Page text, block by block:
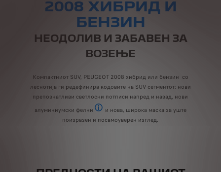
2008 ХИБРИД И
БЕНЗИН
НЕОДОЛИВ И ЗАБАВЕН ЗА
ВОЗЕЊЕ
Компактниот SUV, PEUGEOT 2008 хибрид или бензин со
леснотија ги редефинира кодовите на SUV сегментот: нови
препознатливи светлосни потписи напред и назад, нови
алуминиумски фелни
и нова, широка маска за уште
поизразен и посамоуверен изглед.